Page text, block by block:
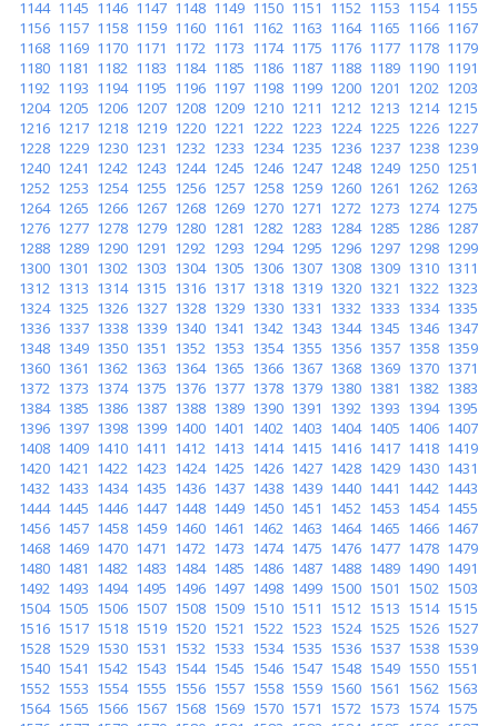
1144 1145 1146 1147 1148 1149 1150 1151 1152 1153 1154 1155
1156 1157 1158 1159 1160 1161 1162 1163 1164 1165 1166 1167
1168 1169 1170 1171 1172 1173 1174 1175 1176 1177 1178 1179
1180 1181 1182 1183 1184 1185 1186 1187 1188 1189 1190 1191
1192 1193 1194 1195 1196 1197 1198 1199 1200 1201 1202 1203
1204 1205 1206 1207 1208 1209 1210 1211 1212 1213 1214 1215
1216 1217 1218 1219 1220 1221 1222 1223 1224 1225 1226 1227
1228 1229 1230 1231 1232 1233 1234 1235 1236 1237 1238 1239
1240 1241 1242 1243 1244 1245 1246 1247 1248 1249 1250 1251
1252 1253 1254 1255 1256 1257 1258 1259 1260 1261 1262 1263
1264 1265 1266 1267 1268 1269 1270 1271 1272 1273 1274 1275
1276 1277 1278 1279 1280 1281 1282 1283 1284 1285 1286 1287
1288 1289 1290 1291 1292 1293 1294 1295 1296 1297 1298 1299
1300 1301 1302 1303 1304 1305 1306 1307 1308 1309 1310 1311
1312 1313 1314 1315 1316 1317 1318 1319 1320 1321 1322 1323
1324 1325 1326 1327 1328 1329 1330 1331 1332 1333 1334 1335
1336 1337 1338 1339 1340 1341 1342 1343 1344 1345 1346 1347
1348 1349 1350 1351 1352 1353 1354 1355 1356 1357 1358 1359
1360 1361 1362 1363 1364 1365 1366 1367 1368 1369 1370 1371
1372 1373 1374 1375 1376 1377 1378 1379 1380 1381 1382 1383
1384 1385 1386 1387 1388 1389 1390 1391 1392 1393 1394 1395
1396 1397 1398 1399 1400 1401 1402 1403 1404 1405 1406 1407
1408 1409 1410 1411 1412 1413 1414 1415 1416 1417 1418 1419
1420 1421 1422 1423 1424 1425 1426 1427 1428 1429 1430 1431
1432 1433 1434 1435 1436 1437 1438 1439 1440 1441 1442 1443
1444 1445 1446 1447 1448 1449 1450 1451 1452 1453 1454 1455
1456 1457 1458 1459 1460 1461 1462 1463 1464 1465 1466 1467
1468 1469 1470 1471 1472 1473 1474 1475 1476 1477 1478 1479
1480 1481 1482 1483 1484 1485 1486 1487 1488 1489 1490 1491
1492 1493 1494 1495 1496 1497 1498 1499 1500 1501 1502 1503
1504 1505 1506 1507 1508 1509 1510 1511 1512 1513 1514 1515
1516 1517 1518 1519 1520 1521 1522 1523 1524 1525 1526 1527
1528 1529 1530 1531 1532 1533 1534 1535 1536 1537 1538 1539
1540 1541 1542 1543 1544 1545 1546 1547 1548 1549 1550 1551
1552 1553 1554 1555 1556 1557 1558 1559 1560 1561 1562 1563
1564 1565 1566 1567 1568 1569 1570 1571 1572 1573 1574 1575